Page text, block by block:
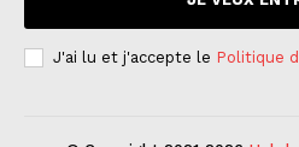
J'ai lu et j'accepte le Politique